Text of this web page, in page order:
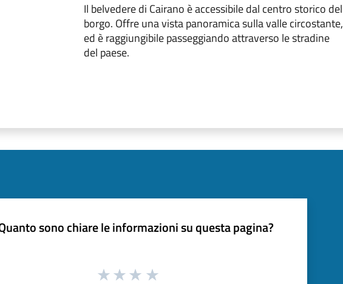
Il belvedere di Cairano è accessibile dal centro storico del
borgo. Offre una vista panoramica sulla valle circostante,
ed è raggiungibile passeggiando attraverso le stradine
del paese.
sono chiare le informazioni su questa pagina?